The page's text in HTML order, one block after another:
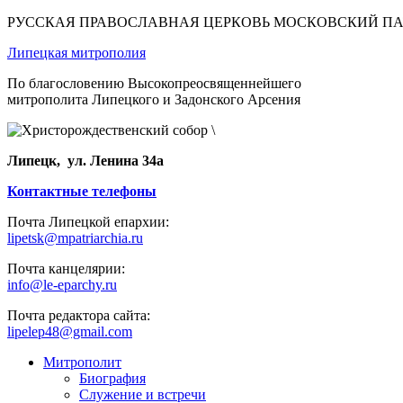
РУССКАЯ ПРАВОСЛАВНАЯ ЦЕРКОВЬ МОСКОВСКИЙ
Липецкая митрополия
По благословению Высокопреосвященнейшего
митрополита Липецкого и Задонского Арсения
Липецк, ул. Ленина 34а
Контактные телефоны
Почта Липецкой епархии:
lipetsk@mpatriarchia.ru
Почта канцелярии:
info@le-eparchy.ru
Почта редактора сайта:
lipelep48@gmail.com
Митрополит
Биография
Служение и встречи